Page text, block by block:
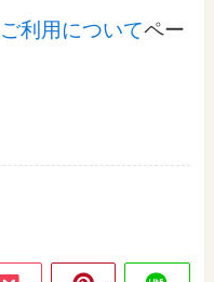
ご利用についてペー